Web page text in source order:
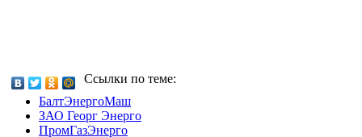
Ссылки по теме:
БалтЭнергоМаш
ЗАО Георг Энерго
ПромГазЭнерго